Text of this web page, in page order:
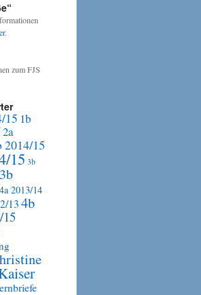
.
zum FJS
15 1b
2a
2014/15
15 3b
3b
4a 2013/14
13 4b